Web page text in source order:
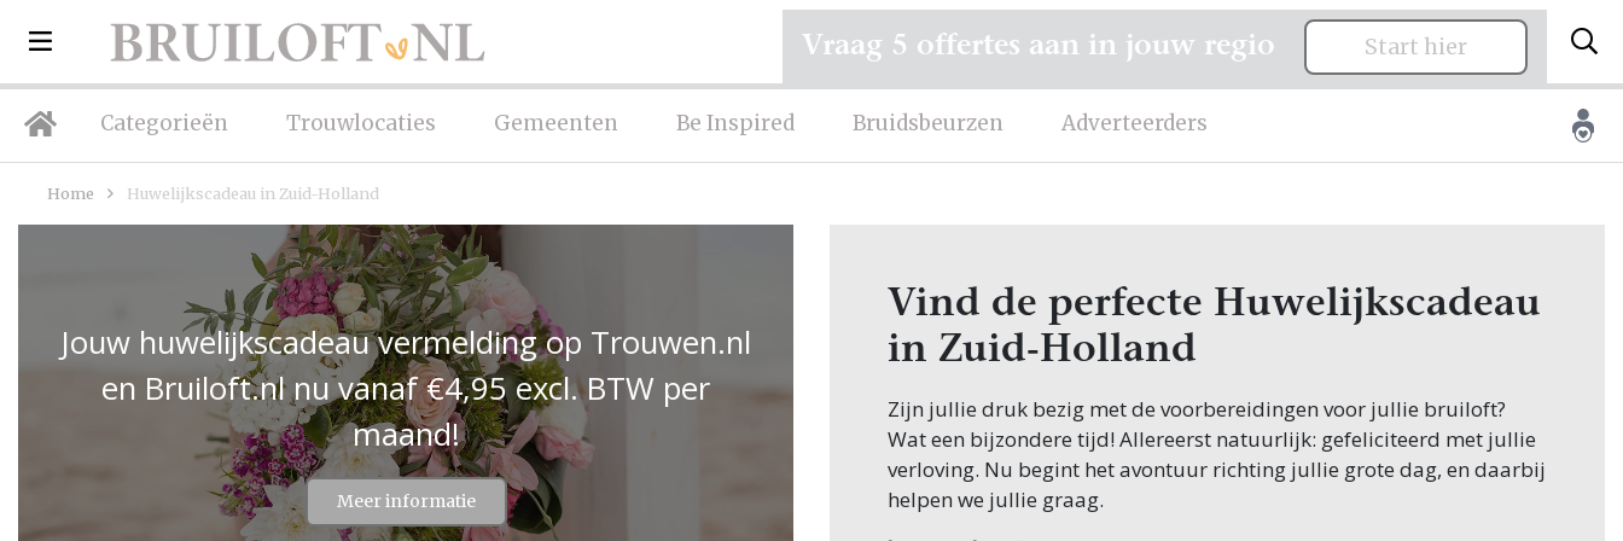
Categorieën Trouwlocaties Gemeenten Be Inspired Bruidsbeurzen Adverteerders
Vraag 5 offertes aan in jouw regio Start hier
Home Huwelijkscadeau in Zuid-Holland
Jouw huwelijkscadeau vermelding op Trouwen.nl
en Bruiloft.nl nu vanaf €4,95 excl. BTW per
maand!
Meer informatie
Vind de perfecte Huwelijkscadeau
in Zuid-Holland
Zijn jullie druk bezig met de voorbereidingen voor jullie bruiloft?
Wat een bijzondere tijd! Allereerst natuurlijk: gefeliciteerd met jullie
verloving. Nu begint het avontuur richting jullie grote dag, en daarbij
helpen we jullie graag.